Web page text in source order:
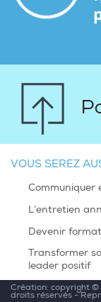
VOUS SEREZ
Communiquer
L’entretien
Devenir
Transformer
leader positif
Création: copyright ©
droits réservés -